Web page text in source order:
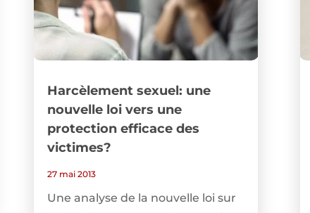
Harcèlement sexuel: une
nouvelle loi vers une
protection efficace des
victimes?
27 mai 2013
Une analyse de la nouvelle loi sur